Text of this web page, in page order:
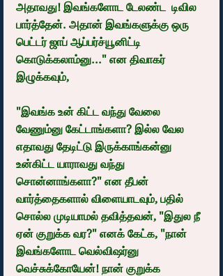
அதாவது! இவங்களோட டேலண்ட  டிவில
பார்த்தேன். அதான் இவங்களுக்கு ஒரு
பெட்டர் ஜாப் ஆப்பர்ச்யூனிட்டி
கொடுக்கலாம்னு..." என திவாகர்
இழுக்கவும்,
"இவங்க உன் கிட்ட வந்து வேலை
வேணும்னு கேட்டாங்களா? இல்ல வேல
எதாவது தேடிட்டு இருக்காங்கன்னு
உன்கிட்ட யாராவது வந்து
சொன்னாங்களா?" என தீபன்
வார்த்தைகளால் விளையாடவும், பதில்
சொல்ல முடியாமல் தவித்தவன், "இதுல நீ
ஏன் குறுக்க வர?" எனக் கேட்க, "நான்
இவங்களோட வெல்விஷர்னு
வெச்சுக்கோயேன்! நான் குறுக்க